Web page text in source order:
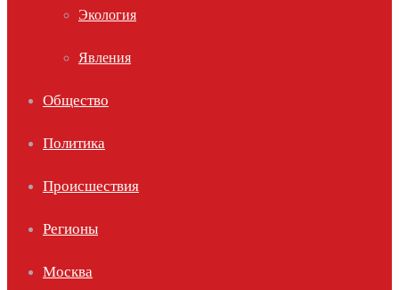
Экология
Явления
Общество
Политика
Происшествия
Регионы
Москва